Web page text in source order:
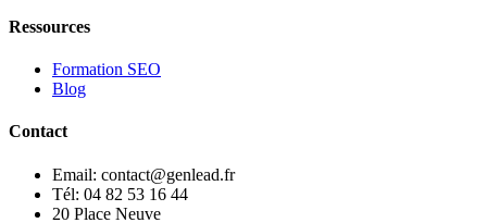
Ressources
Formation SEO
Blog
Contact
Email: contact@genlead.fr
Tél: 04 82 53 16 44
20 Place Neuve